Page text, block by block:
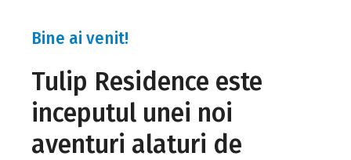
Bine ai venit!
Tulip Residence este
inceputul unei noi
aventuri alaturi de